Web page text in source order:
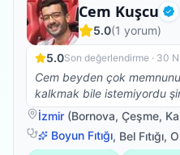
Cem Kuşcu
Fizyoterapist
5.0(1 yorum)
5.0Son değerlendirme · 30
Cem beyden çok
kalkmak bile istemiyordu
kalkıyor yan koltuğa
daha istekli. Çok teşekkür
İzmir (Bornova, Çeşme,
Boyun Fıtığı, Bel Fıtığı,